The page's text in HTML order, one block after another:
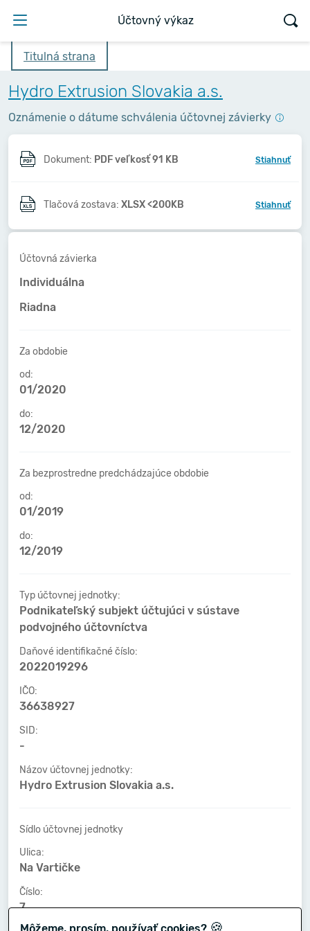
Účtovný výkaz
Titulná strana
Hydro Extrusion Slovakia a.s.
Oznámenie o dátume schválenia účtovnej závierky
Dokument: PDF veľkosť 91 KB Stiahnuť
Tlačová zostava: XLSX <200KB Stiahnuť
Účtovná závierka
Individuálna
Riadna
Za obdobie
od:
01/2020
do:
12/2020
Za bezprostredne predchádzajúce obdobie
od:
01/2019
do:
12/2019
Typ účtovnej jednotky:
Podnikateľský subjekt účtujúci v sústave
podvojného účtovníctva
Daňové identifikačné číslo:
2022019296
IČO:
36638927
SID:
-
Názov účtovnej jednotky:
Hydro Extrusion Slovakia a.s.
Sídlo účtovnej jednotky
Ulica:
Na Vartičke
Číslo:
7
🍪